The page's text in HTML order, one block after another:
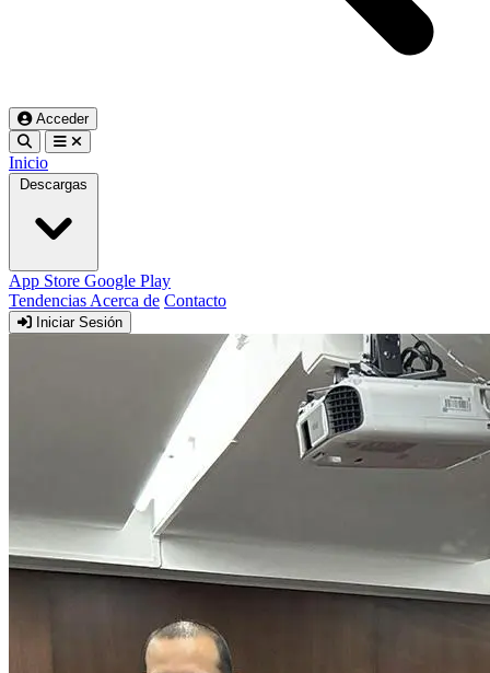
Acceder
Inicio
Descargas
App Store Google Play
Tendencias Acerca de Contacto
Iniciar Sesión